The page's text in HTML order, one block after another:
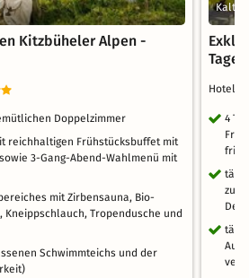
Kitzbüheler Alpen -
Doppelzimmer
reichhaltigen Frühstücksbuffet mit
3-Gang-Abend-Wahlmenü mit
mit Zirbensauna, Bio-
Kneippschlauch, Tropendusche und
Schwimmteichs und der
Tage
Hotel
4
zur